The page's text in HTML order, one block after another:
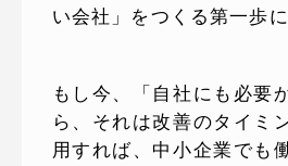
い会社」をつくる第一歩に
もし今、「自社にも必要
ら、それは改善のタイミ
用すれば、中小企業でも